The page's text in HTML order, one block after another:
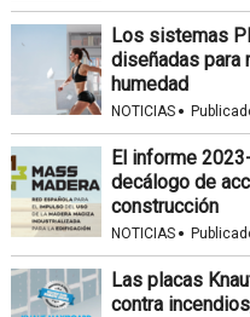
Los sistemas
diseñadas para
humedad
NOTICIAS ·
El informe
decálogo de
construcción
NOTICIAS ·
Las placas
contra